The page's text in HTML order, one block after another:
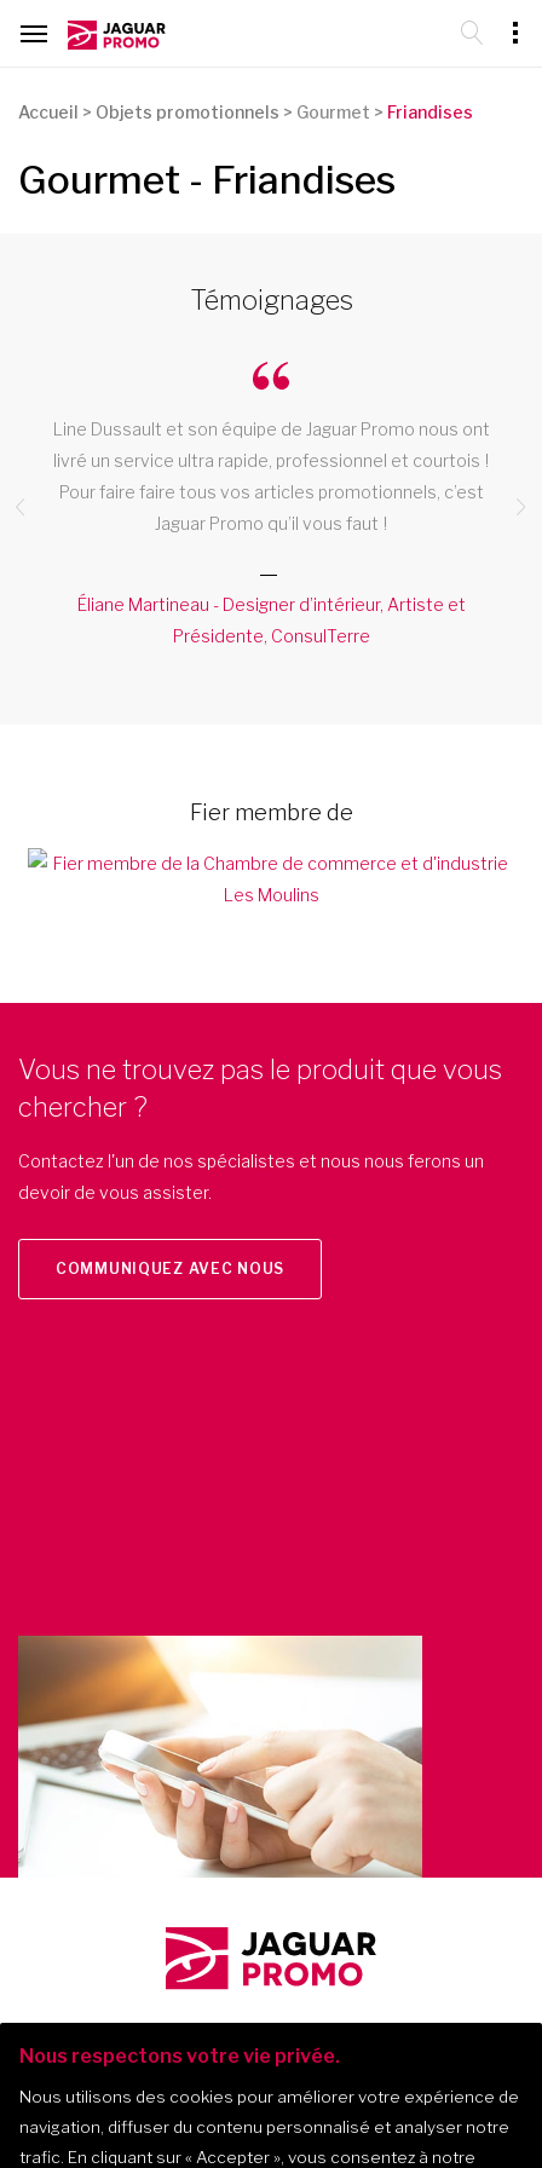
Accueil > Objets promotionnels > Gourmet > Friandises
Gourmet - Friandises
Témoignages
Line Dussault et son équipe de Jaguar Promo nous ont
livré un service ultra rapide, professionnel et courtois !
Pour faire faire tous vos articles promotionnels, c’est
Jaguar Promo qu’il vous faut !
Éliane Martineau - Designer d’intérieur, Artiste et
Présidente, ConsulTerre
Fier membre de
Vous ne trouvez pas le produit que vous
chercher ?
Contactez l'un de nos spécialistes et nous nous ferons un
devoir de vous assister.
COMMUNIQUEZ AVEC NOUS
Jaguar Promo-2017-2026
Nous respectons votre vie privée.
Nous utilisons des cookies pour améliorer votre expérience de
navigation, diffuser du contenu personnalisé et analyser notre
trafic. En cliquant sur« Accepter » , vous consentez à notre